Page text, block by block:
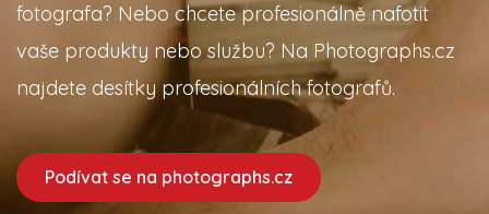
fotografa? Nebo chcete profesionálně nafotit
vaše produkty nebo službu? Na Photographs.cz
najdete desítky profesionálních fotografů.
Podívat se na photographs.cz